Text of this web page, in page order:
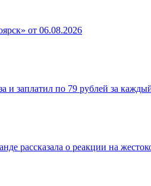
от 06.08.2026
и заплатил по 79 рублей за
рассказала о реакции на